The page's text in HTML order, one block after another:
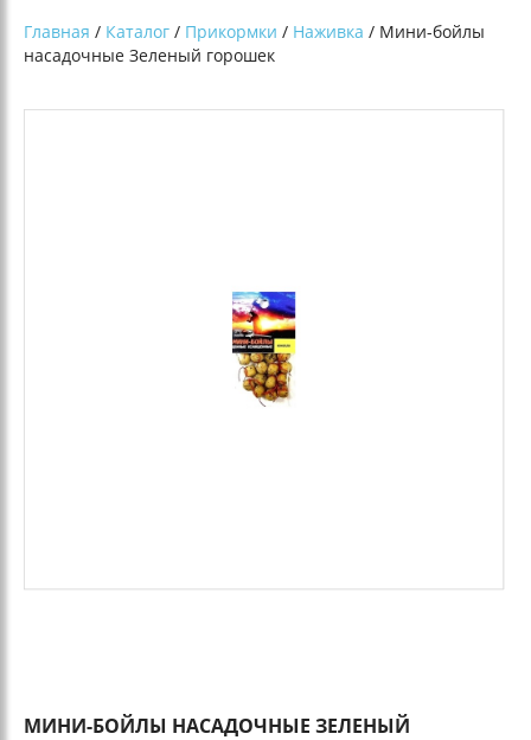
Главная / Каталог / Прикормки / Наживка / Мини-бойлы
насадочные Зеленый горошек
МИНИ-БОЙЛЫ НАСАДОЧНЫЕ ЗЕЛЕНЫЙ